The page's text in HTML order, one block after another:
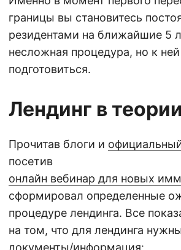
границы вы становитесь
резидентами на ближайшие 5
несложная процедура, но к
подготовиться.
Лендинг в теории
Прочитав блоги и
посетив
онлайн вебинар для новых
сформировал определенные
процедуре лендинга. Все
на том, что для лендинга
документы/информация: